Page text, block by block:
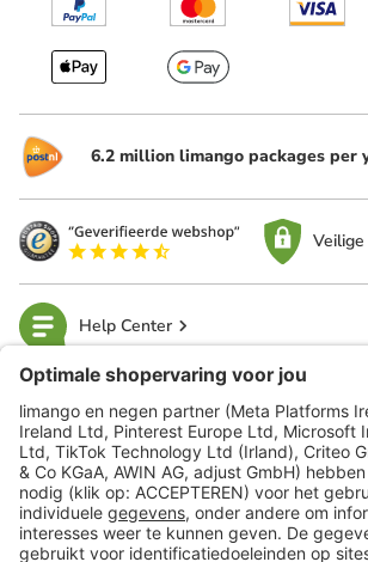
6.2 million limango packages per
Help Center
limango
Veilig winkelen
Klantenservice